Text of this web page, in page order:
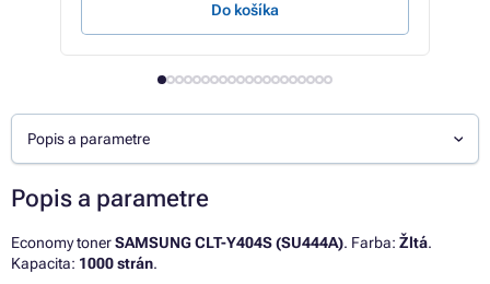
Do košíka
Popis a parametre
Popis a parametre
Economy tonerSAMSUNG CLT-Y404S (SU444A). Farba: Žltá.
Kapacita: 1000 strán.